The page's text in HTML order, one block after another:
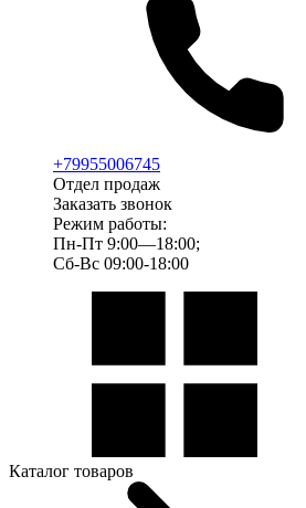
+79955006745
Отдел продаж
Заказать звонок
Режим работы:
Пн-Пт 9:00—18:00;
Сб-Вс 09:00-18:00
Каталог товаров